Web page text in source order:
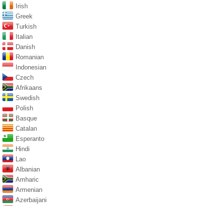
Irish
Greek
Turkish
Italian
Danish
Romanian
Indonesian
Czech
Afrikaans
Swedish
Polish
Basque
Catalan
Esperanto
Hindi
Lao
Albanian
Amharic
Armenian
Azerbaijani